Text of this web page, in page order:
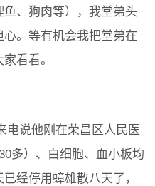
、狗肉等），我堂弟头
。等有机会我把堂弟在
看看。
电说他刚在荣昌区人民医
多）、白细胞、血小板均
经停用蟑雄散八天了，